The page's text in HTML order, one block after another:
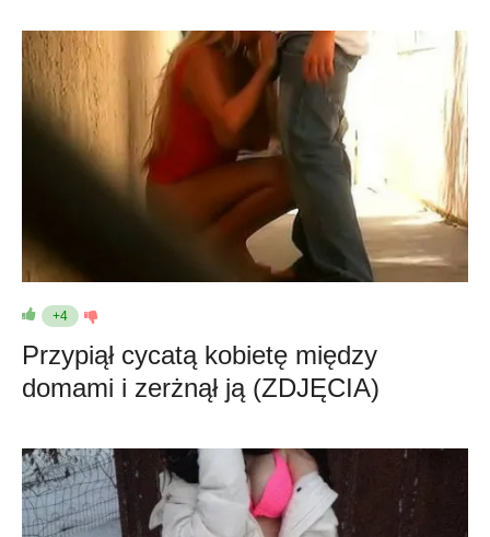
+4
Przypiął cycatą kobietę między
domami i zerżnął ją (ZDJĘCIA)